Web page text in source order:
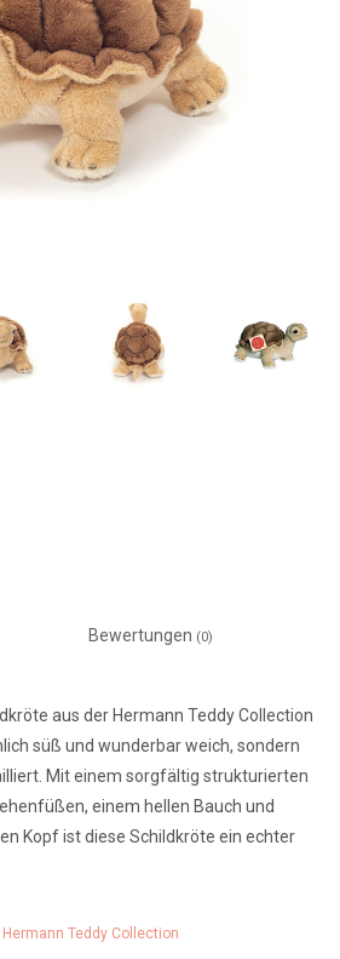
Bewertungen (0)
aus der Hermann Teddy Collection
süß und wunderbar weich, sondern
Mit einem sorgfältig strukturierten
einem hellen Bauch und
Kopf ist diese Schildkröte ein echter
Kuscheltiere von höchster Qualität.
Hermann Teddy Collection